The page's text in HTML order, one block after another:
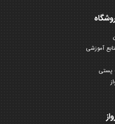
آموزشی
پستی